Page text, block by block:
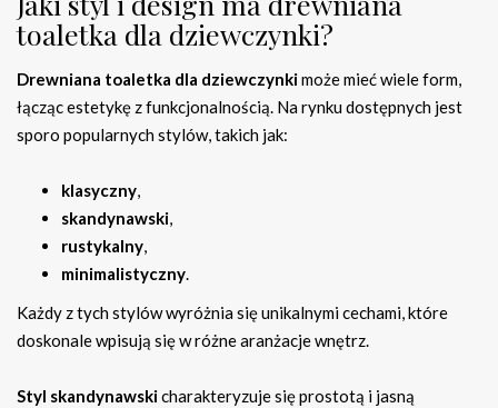
toaletka dla dziewczynki?
Drewniana toaletka dla dziewczynkimoże mieć wiele form,
łącząc estetykę z funkcjonalnością. Na rynku dostępnych jest
sporo popularnych stylów, takich jak:
klasyczny,
skandynawski,
rustykalny,
minimalistyczny.
Każdy z tych stylów wyróżnia się unikalnymi cechami, które
doskonale wpisują się w różne aranżacje wnętrz.
Styl skandynawskicharakteryzuje się prostotą i jasną